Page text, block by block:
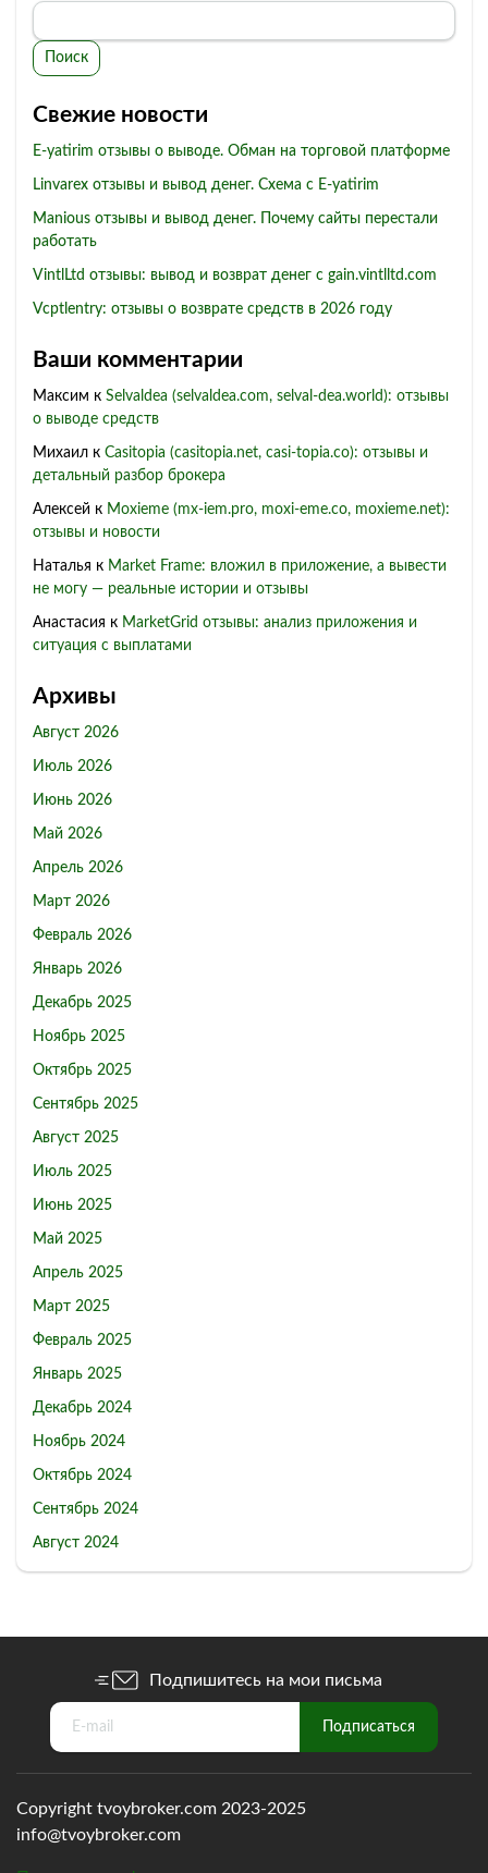
Поиск
Свежие новости
E-yatirim отзывы о выводе. Обман на торговой платформе
Linvarex отзывы и вывод денег. Схема с E-yatirim
Manious отзывы и вывод денег. Почему сайты перестали
работать
VintlLtd отзывы: вывод и возврат денег с gain.vintlltd.com
Vcptlentry: отзывы о возврате средств в 2026 году
Ваши комментарии
Максим к Selvaldea (selvaldea.com, selval-dea.world): отзывы
о выводе средств
Михаил к Casitopia (casitopia.net, casi-topia.co): отзывы и
детальный разбор брокера
Алексей к Moxieme (mx-iem.pro, moxi-eme.co, moxieme.net):
отзывы и новости
Наталья к Market Frame: вложил в приложение, а вывести
не могу — реальные истории и отзывы
Анастасия к MarketGrid отзывы: анализ приложения и
ситуация с выплатами
Архивы
Август 2026
Июль 2026
Июнь 2026
Май 2026
Апрель 2026
Март 2026
Февраль 2026
Январь 2026
Декабрь 2025
Ноябрь 2025
Октябрь 2025
Сентябрь 2025
Август 2025
Июль 2025
Июнь 2025
Май 2025
Апрель 2025
Март 2025
Февраль 2025
Январь 2025
Декабрь 2024
Ноябрь 2024
Октябрь 2024
Сентябрь 2024
Август 2024
Подпишитесь на мои письма
Copyright tvoybroker.com 2023-2025
info@tvoybroker.com